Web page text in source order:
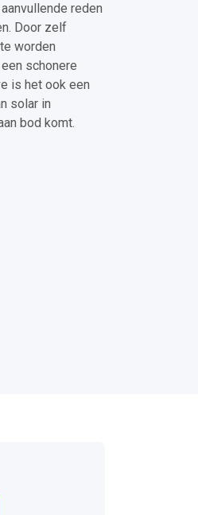
reden
Door zelf
worden
schonere
is het ook een
solar in
bod komt.